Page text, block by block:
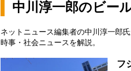
中川淳一郎のビー
ネットニュース編集者の中川淳一郎
時事・社会ニュースを解説。
フ